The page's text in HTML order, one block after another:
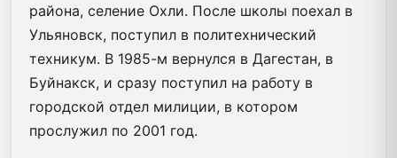
района, селение Охли. После школы поехал в
Ульяновск, поступил в политехнический
техникум. В 1985-м вернулся в Дагестан, в
Буйнакск, и сразу поступил на работу в
городской отдел милиции, в котором
прослужил по 2001 год.